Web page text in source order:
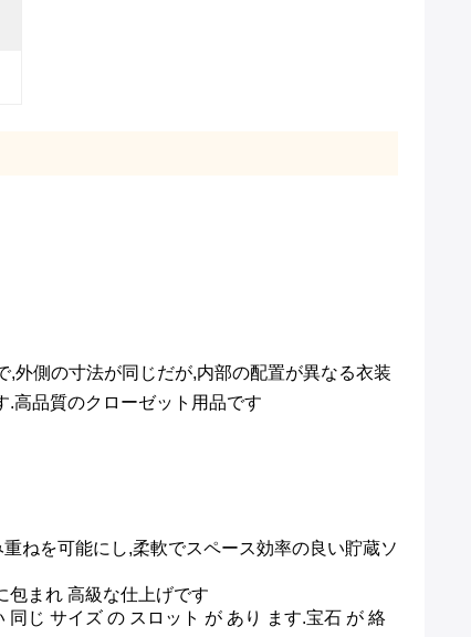
外側の寸法が同じだが,内部の配置が異なる衣装
.高品質のクローゼット用品です
ねを可能にし,柔軟でスペース効率の良い貯蔵ソ
包まれ 高級な仕上げです
じ サイズ の スロット が あり ます.宝石 が 絡